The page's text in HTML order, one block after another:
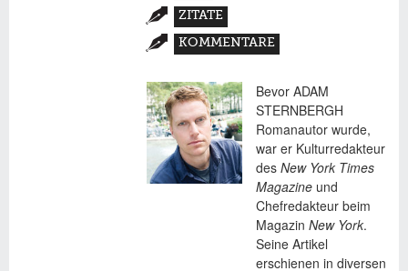
(AKTIVER
REITER)
ZITATE
KOMMENTARE
Bevor ADAM
STERNBERGH
Romanautor wurde,
war er Kulturredakteur
des New York Times
Magazine und
Chefredakteur beim
Magazin New York.
Seine Artikel
erschienen in diversen